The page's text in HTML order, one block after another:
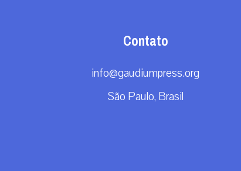
Contato
info@gaudiumpress.org
São Paulo, Brasil